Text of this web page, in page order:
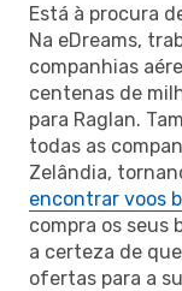
Está à procura
Na eDreams,
companhias
centenas de
para Raglan.
todas as
Zelândia,
encontrar voos
compra os seus
a certeza de
ofertas para a